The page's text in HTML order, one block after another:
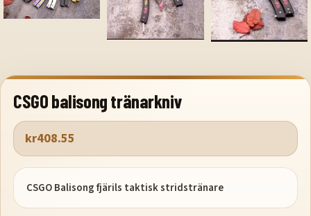
CSGO balisong tränarkniv
kr408.55
CSGO Balisong fjärils taktisk stridstränare